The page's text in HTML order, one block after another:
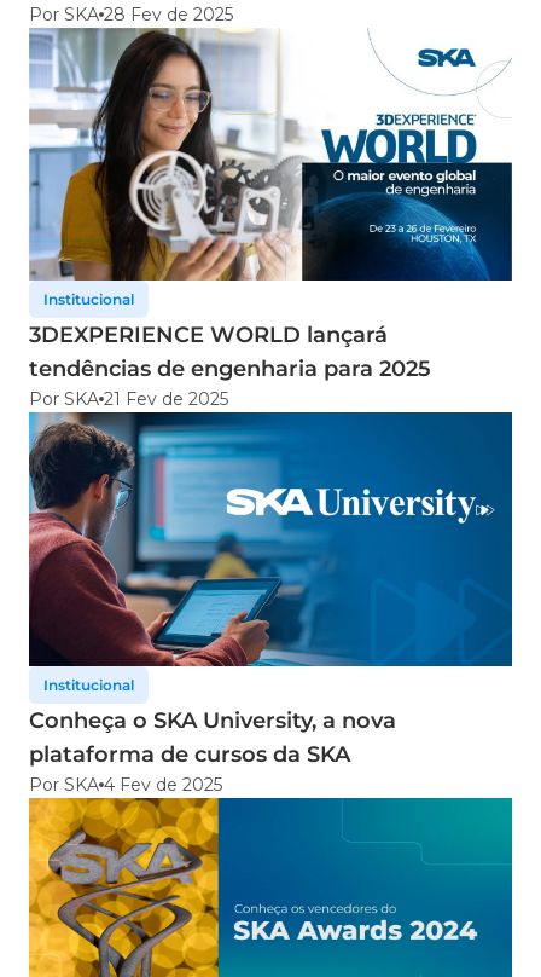
Por SKA 28 Fev de 2025
Institucional
3DEXPERIENCE WORLD lançará
tendências de engenharia para 2025
Por SKA 21 Fev de 2025
Institucional
Conheça o SKA University, a nova
plataforma de cursos da SKA
Por SKA 4 Fev de 2025